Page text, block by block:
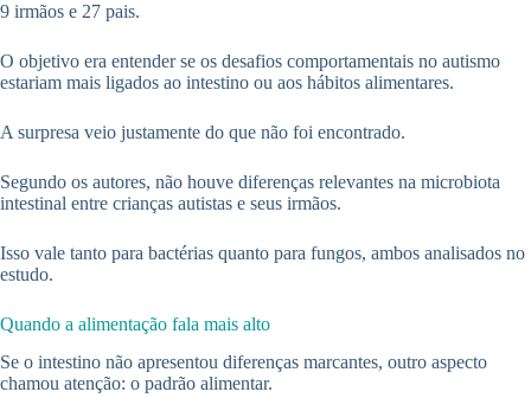
9 irmãos e 27 pais.
O objetivo era entender se os desafios comportamentais no autismo
estariam mais ligados ao intestino ou aos hábitos alimentares.
A surpresa veio justamente do que não foi encontrado.
Segundo os autores, não houve diferenças relevantes na microbiota
intestinal entre crianças autistas e seus irmãos.
Isso vale tanto para bactérias quanto para fungos, ambos analisados no
estudo.
Quando a alimentação fala mais alto
Se o intestino não apresentou diferenças marcantes, outro aspecto
chamou atenção: o padrão alimentar.